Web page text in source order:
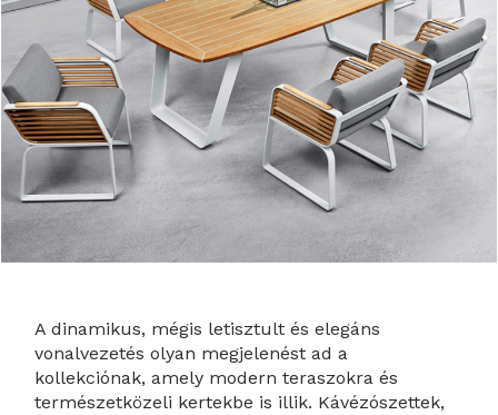
A dinamikus, mégis letisztult és elegáns
vonalvezetés olyan megjelenést ad a
kollekciónak, amely modern teraszokra és
természetközeli kertekbe is illik. Kávézószettek,